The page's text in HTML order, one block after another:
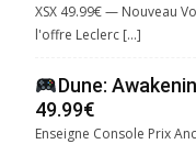
XSX 49.99€ — Nouveau
l'offre Leclerc […]
Dune:
49.99€
Enseigne Console Prix